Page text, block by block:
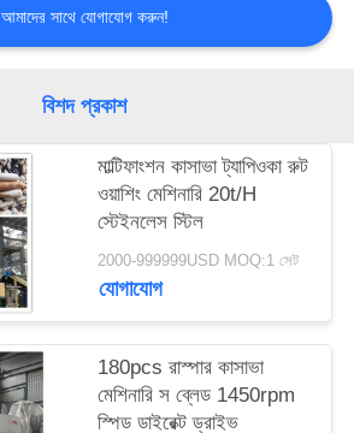
আমাদের সাথে যোগাযোগ করুন!
বিশদ প্রকাশ
মাল্টিফাংশন কাসাভা ট্যাপিওকা রুট
ওয়াশিং মেশিনারি 20t/H
স্টেইনলেস স্টিল
2000-999999USD MOQ:1 সেট
যোগাযোগ
180pcs রাস্পার কাসাভা
মেশিনারি স ব্লেড 1450rpm
স্পিড ডাইরেক্ট ড্রাইভ